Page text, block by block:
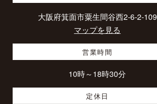
大阪府箕面市粟生間谷西2-6-2-109
マップを見る
営業時間
10時～18時30分
定休日